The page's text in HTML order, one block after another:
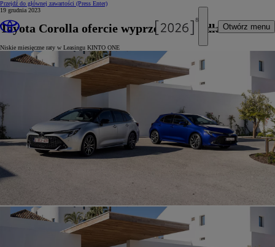
Przejdź do głównej zawartości (Press Enter)
Otwórz menu
19 grudnia 2023
Toyota Corolla ofercie wyprzedażowej dla firm
Niskie miesięczne raty w Leasingu KINTO ONE